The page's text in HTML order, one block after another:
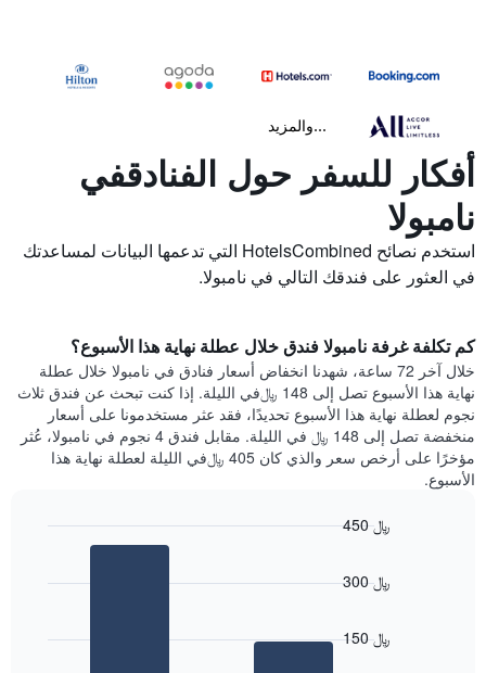
...والمزيد
أفكار للسفر حول الفنادقفي
نامبولا
استخدم نصائح HotelsCombined التي تدعمها البيانات لمساعدتك
في العثور على فندقك التالي في نامبولا.
كم تكلفة غرفة نامبولا فندق خلال عطلة نهاية هذا الأسبوع؟
خلال آخر 72 ساعة، شهدنا انخفاض أسعار فنادق في نامبولا خلال عطلة
نهاية هذا الأسبوع تصل إلى 148 ﷼في الليلة. إذا كنت تبحث عن فندق ثلاث
نجوم لعطلة نهاية هذا الأسبوع تحديدًا، فقد عثر مستخدمونا على أسعار
منخفضة تصل إلى 148 ﷼ في الليلة. مقابل فندق 4 نجوم في نامبولا، عُثر
مؤخرًا على أرخص سعر والذي كان 405 ﷼في الليلة لعطلة نهاية هذا
الأسبوع.
150 ﷼
300 ﷼
450 ﷼